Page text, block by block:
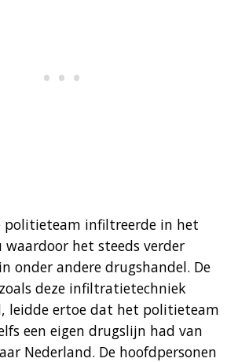
politieteam infiltreerde in het
het steeds verder
onder andere drugshandel. De
deze infiltratietechniek
leidde ertoe dat het politieteam
een eigen drugslijn had van
Nederland. De hoofdpersonen